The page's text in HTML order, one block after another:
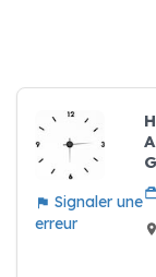
Signaler une
erreur